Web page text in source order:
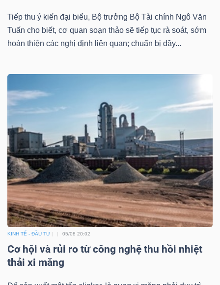
Tiếp thu ý kiến đại biểu, Bộ trưởng Bộ Tài chính Ngô Văn
Tuấn cho biết, cơ quan soạn thảo sẽ tiếp tục rà soát, sớm
hoàn thiện các nghị định liên quan; chuẩn bị đầy...
KINH TẾ - ĐẦU TƯ 05/08 20:02
Cơ hội và rủi ro từ công nghệ thu hồi nhiệt
thải xi măng
thông
tài
chính
Dữ
liệu
chính